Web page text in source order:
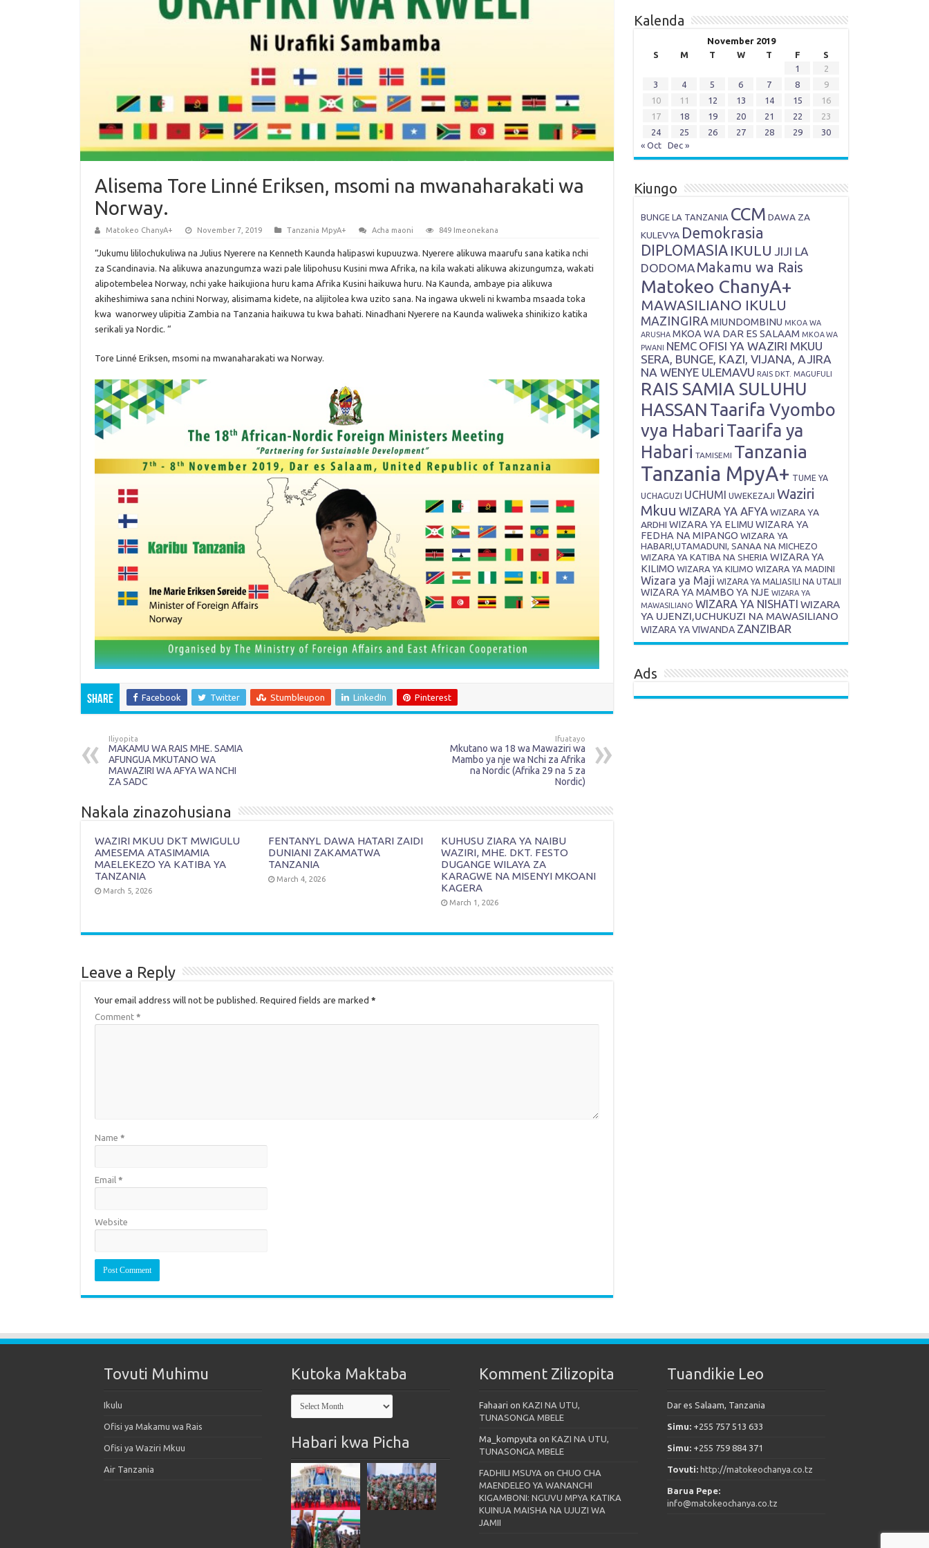
Alisema Tore Linné Eriksen, msomi na mwanaharakati wa
Norway.
Matokeo ChanyA+ November 7, 2019 Tanzania MpyA+ Acha maoni 849 Imeonekana
“Jukumu lililochukuliwa na Julius Nyerere na Kenneth Kaunda halipaswi kupuuzwa. Nyerere alikuwa maarufu sana katika nchi
za Scandinavia. Na alikuwa anazungumza wazi pale lilipohusu Kusini mwa Afrika, na kila wakati alikuwa akizungumza, wakati
alipotembelea Norway, nchi yake haikujiona huru kama Afrika Kusini haikuwa huru. Na Kaunda, ambaye pia alikuwa
akiheshimiwa sana nchini Norway, alisimama kidete, na alijitolea kwa uzito sana. Na ingawa ukweli ni kwamba msaada toka
kwa wanorwey ulipitia Zambia na Tanzania haikuwa tu kwa bahati. Ninadhani Nyerere na Kaunda waliweka shinikizo katika
serikali ya Nordic. “
Tore Linné Eriksen, msomi na mwanaharakati wa Norway.
Share Facebook Twitter Stumbleupon LinkedIn Pinterest
Iliyopita
MAKAMU WA RAIS MHE. SAMIA
AFUNGUA MKUTANO WA
MAWAZIRI WA AFYA WA NCHI
ZA SADC
Ifuatayo
Mkutano wa 18 wa Mawaziri wa
Mambo ya nje wa Nchi za Afrika
na Nordic (Afrika 29 na 5 za
Nordic)
Nakala zinazohusiana
WAZIRI MKUU DKT MWIGULU
AMESEMA ATASIMAMIA
MAELEKEZO YA KATIBA YA
TANZANIA
March 5, 2026
FENTANYL DAWA HATARI ZAIDI
DUNIANI ZAKAMATWA
TANZANIA
March 4, 2026
KUHUSU ZIARA YA NAIBU
WAZIRI, MHE. DKT. FESTO
DUGANGE WILAYA ZA
KARAGWE NA MISENYI MKOANI
KAGERA
March 1, 2026
Leave a Reply
Your email address will not be published. Required fields are marked *
Comment *
Name *
Email *
Website
Kalenda
November 2019
S
M T W T F
S
1
2
3
4 5 6 7 8
9
10
11 12 13 14 15
16
17
18 19 20 21 22
23
24
25 26 27 28 29
30
« Oct
Dec »
Kiungo
BUNGE LA TANZANIA CCM DAWA ZA
KULEVYA Demokrasia
DIPLOMASIA IKULU JIJI LA
DODOMA Makamu wa Rais
Matokeo ChanyA+
MAWASILIANO IKULU
MAZINGIRAMIUNDOMBINU MKOA WA
ARUSHA MKOA WA DAR ES SALAAM MKOA WA
PWANI NEMC OFISI YA WAZIRI MKUU
SERA, BUNGE, KAZI, VIJANA, AJIRA
NA WENYE ULEMAVU RAIS DKT. MAGUFULI
RAIS SAMIA SULUHU
HASSAN Taarifa Vyombo
vya Habari Taarifa ya
Habari TAMISEMI Tanzania
Tanzania MpyA+ TUME YA
UCHAGUZI UCHUMI UWEKEZAJI Waziri
Mkuu WIZARA YA AFYAWIZARA YA
ARDHI WIZARA YA ELIMU WIZARA YA
FEDHA NA MIPANGO WIZARA YA
HABARI,UTAMADUNI, SANAA NA MICHEZO
WIZARA YA KATIBA NA SHERIA WIZARA YA
KILIMO WIZARA YA KILIMO WIZARA YA MADINI
Wizara ya Maji WIZARA YA MALIASILI NA UTALII
WIZARA YA MAMBO YA NJE WIZARA YA
MAWASILIANO WIZARA YA NISHATI WIZARA
YA UJENZI,UCHUKUZI NA MAWASILIANO
WIZARA YA VIWANDA ZANZIBAR
Ads
Tovuti Muhimu
Ikulu
Ofisi ya Makamu wa Rais
Ofisi ya Waziri Mkuu
Air Tanzania
Kutoka Maktaba
Kutoka
Maktaba
Habari kwa Picha
Komment Zilizopita
Fahaari on KAZI NA UTU,
TUNASONGA MBELE
Ma_kompyuta on KAZI NA UTU,
TUNASONGA MBELE
FADHILI MSUYA on CHUO CHA
MAENDELEO YA WANANCHI
KIGAMBONI: NGUVU MPYA KATIKA
KUINUA MAISHA NA UJUZI WA
JAMII
Tuandikie Leo
Dar es Salaam, Tanzania
Simu: +255 757 513 633
Simu: +255 759 884 371
Tovuti: http://matokeochanya.co.tz
Barua Pepe:
info@matokeochanya.co.tz